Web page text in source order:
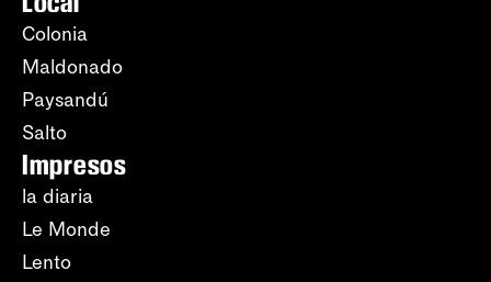
Colonia
Maldonado
Paysandú
Salto
Impresos
la diaria
Le Monde
Lento